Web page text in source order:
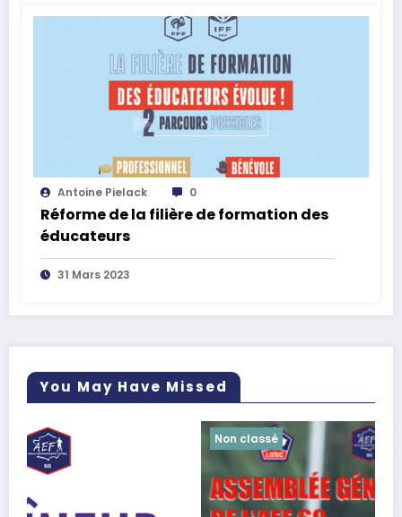
Antoine Pielack 0
Réforme de la filière de formation des
éducateurs
31 Mars 2023
You May Have Missed